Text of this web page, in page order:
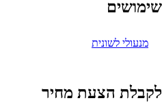
שימושים
מנעולי לשונית
לקבלת הצעת מחיר